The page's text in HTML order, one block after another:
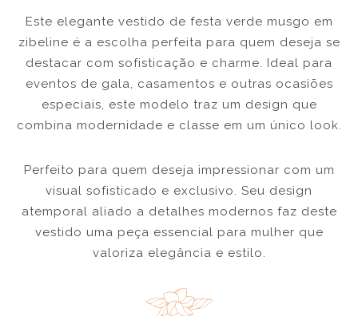
Este elegante vestido de festa verde musgo em
zibeline é a escolha perfeita para quem deseja se
destacar com sofisticação e charme. Ideal para
eventos de gala, casamentos e outras ocasiões
especiais, este modelo traz um design que
combina modernidade e classe em um único look.
Perfeito para quem deseja impressionar com um
visual sofisticado e exclusivo. Seu design
atemporal aliado a detalhes modernos faz deste
vestido uma peça essencial para mulher que
valoriza elegância e estilo.